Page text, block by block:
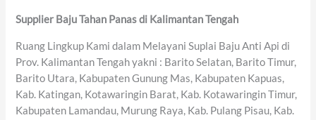
Supplier Baju Tahan Panas di Kalimantan Tengah
Ruang Lingkup Kami dalam Melayani Suplai Baju Anti Api di
Prov. Kalimantan Tengah yakni : Barito Selatan, Barito Timur,
Barito Utara, Kabupaten Gunung Mas, Kabupaten Kapuas,
Kab. Katingan, Kotawaringin Barat, Kab. Kotawaringin Timur,
Kabupaten Lamandau, Murung Raya, Kab. Pulang Pisau, Kab.